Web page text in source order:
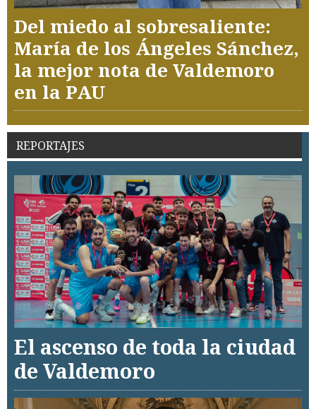
Del miedo al sobresaliente:
María de los Ángeles Sánchez,
la mejor nota de Valdemoro
en la PAU
REPORTAJES
El ascenso de toda la ciudad
de Valdemoro